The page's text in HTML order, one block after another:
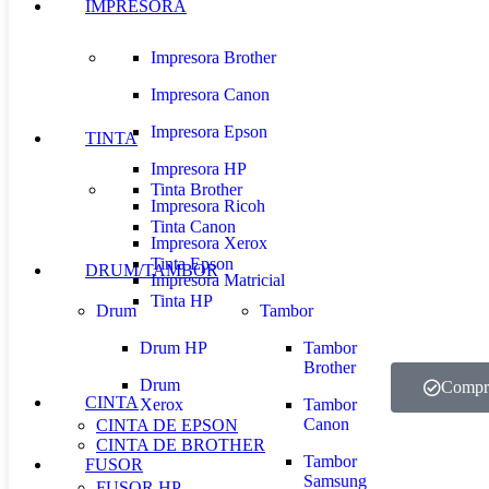
IMPRESORA
Impresora Brother
Impresora Canon
Impresora Epson
Impresora HP
Impresora Ricoh
Impresora Xerox
Impresora Matricial
TINTA
Tinta Brother
Tinta Canon
Tinta Epson
Tinta HP
DRUM/TAMBOR
Drum
Drum HP
Drum
Xerox
Tambor
Tambor
Brother
Tambor
Canon
Tambor
Samsung
CINTA
CINTA DE EPSON
CINTA DE BROTHER
FUSOR